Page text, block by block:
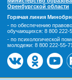
Оренбургской области
Горячая линия
- по обеспечению
обучающихся: 8 800 222-
- по психологической
молодежи: 8 800 222-55-